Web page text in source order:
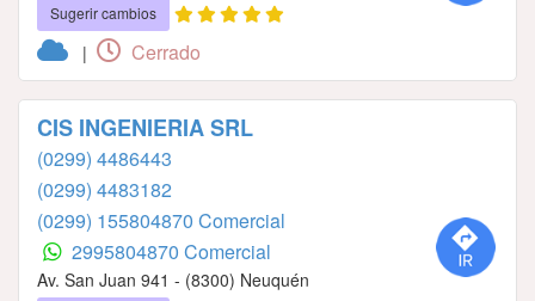
Sugerir cambios
| Cerrado
CIS INGENIERIA SRL
(0299) 4486443
(0299) 4483182
(0299) 155804870 Comercial
2995804870 Comercial
Av. San Juan 941 - (8300) Neuquén